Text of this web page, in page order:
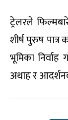
ट्रेलरले
शीर्ष पुरुष पात्र
भूमिका
अथाह र